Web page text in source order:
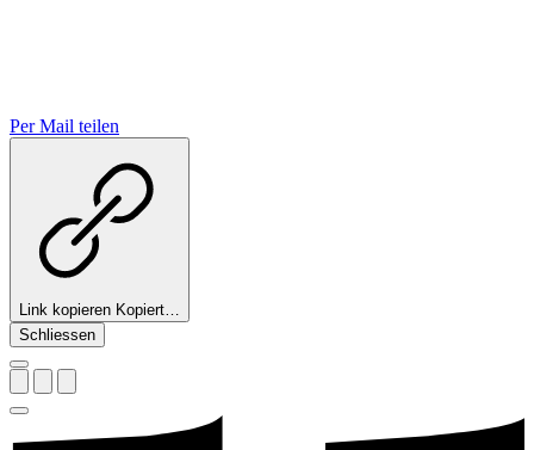
Per Mail teilen
Link kopieren Kopiert…
Schliessen